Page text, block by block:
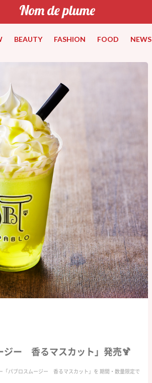
BEAUTY FASHION FOOD NEWS
ジー 香るマスカット」発売🍹
「パブロスムージー 香るマスカット」を 期間・数量限定で